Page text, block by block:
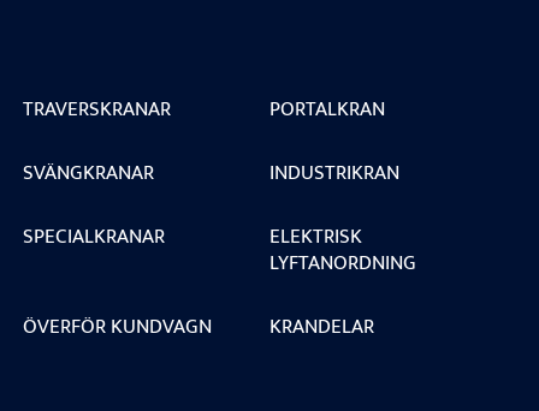
TRAVERSKRANAR
PORTALKRAN
SVÄNGKRANAR
INDUSTRIKRAN
SPECIALKRANAR
ELEKTRISK
LYFTANORDNING
ÖVERFÖR KUNDVAGN
KRANDELAR